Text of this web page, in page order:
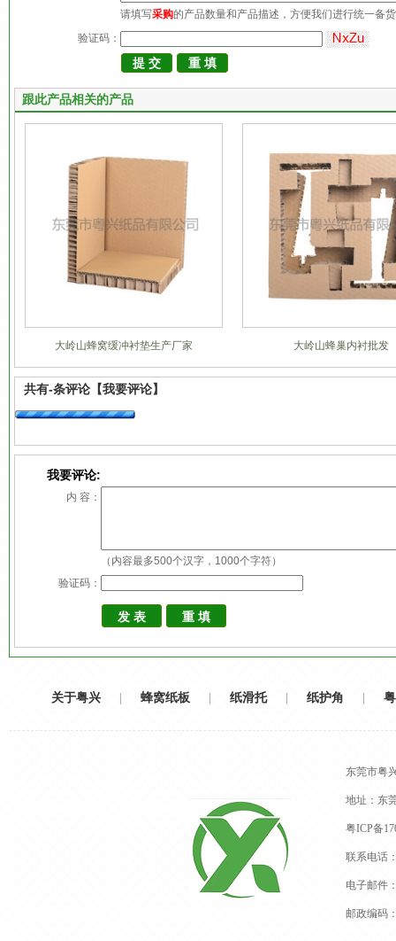
请填写采购的产品数量和产品描述，方便我们进行统一备
验证码：
跟此产品相关的产品
大岭山蜂窝缓冲衬垫生产厂家 大岭山蜂巢内衬批发
共有-条评论 【我要评论】
我要评论:
内 容：
（内容最多500个汉字，1000个字符）
验证码：
关于粤兴 蜂窝纸板 纸滑托 纸护角
东莞市粤
地址：东
粤ICP备
联系电话
电子邮件
邮政编码